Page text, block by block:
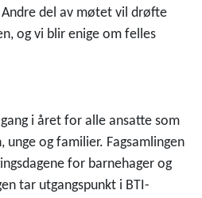
del av møtet vil drøfte
og vi blir enige om felles
i året for alle ansatte som
unge og familier. Fagsamlingen
for barnehager og
tar utgangspunkt i BTI-